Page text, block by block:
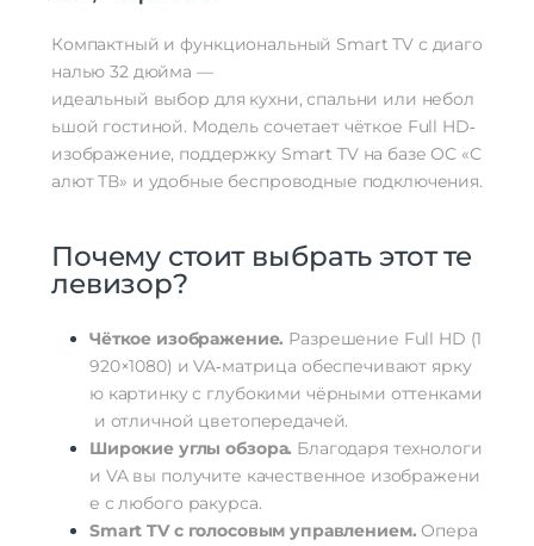
Компактный и функциональный Smart TV с диаго
налью 32 дюйма —
идеальный выбор для кухни, спальни или небол
ьшой гостиной. Модель сочетаетчёткое Full HD‑
изображение, поддержкуSmart TVна базе ОС «С
алютТВ» и удобные беспроводные подключения.
Почему стоитвыбрать этотте
левизор?
Чёткое изображение. Разрешение Full HD (1
920×1080) и VA‑матрица обеспечивают ярку
юкартинкус глубокими чёрными оттенками
и отличной цветопередачей.
Широкие углы обзора. Благодаря технологи
и VAвы получите качественное изображени
е с любого ракурса.
Smart TVсголосовым управлением. Опера